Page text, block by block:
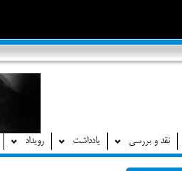
نقد و بررسی یادداشت رویداد